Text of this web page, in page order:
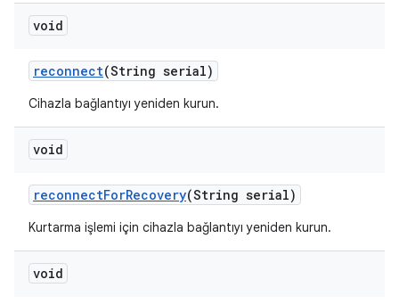
void
reconnect(String serial)
Cihazla bağlantıyı yeniden kurun.
void
reconnectForRecovery(String serial)
Kurtarma işlemi için cihazla bağlantıyı yeniden kurun.
void